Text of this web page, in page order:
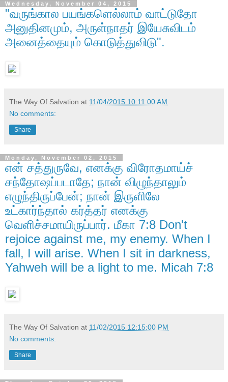
Wednesday, November 04, 2015
"வருங்கால பயங்களெல்லாம் வாட்டுதோ
அனுதினமும், அருள்நாதர் இயேசுவிடம்
அனைத்தையும் கொடுத்துவிடு".
The Way Of Salvation at 11/04/2015 10:11:00 AM
No comments:
Share
Monday, November 02, 2015
என் சத்துருவே, எனக்கு விரோதமாய்ச்
சந்தோஷப்படாதே; நான் விழுந்தாலும்
எழுந்திருப்பேன்; நான் இருளிலே
உட்கார்ந்தால் கர்த்தர் எனக்கு
வெளிச்சமாயிருப்பார். மீகா 7:8 Don't
rejoice against me, my enemy. When I
fall, I will arise. When I sit in darkness,
Yahweh will be a light to me. Micah 7:8
The Way Of Salvation at 11/02/2015 12:15:00 PM
No comments:
Share